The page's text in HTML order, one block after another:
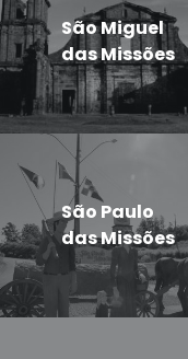
São Miguel
das Missões
São Paulo
das Missões